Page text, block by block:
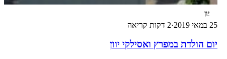
יון
25 במאי 2019 ·2 דקות קריאה
יום הולדת במפרץ ואסילקי יוון